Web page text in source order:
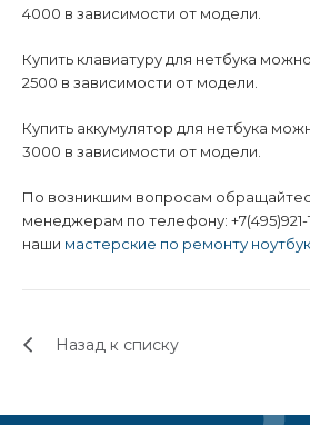
4000 в зависимости от модели.
Купить клавиатуру для нетбука
2500 в зависимости от модели.
Купить аккумулятор для нетбука
3000 в зависимости от модели.
По возникшим вопросам
менеджерам по телефону: +7(495)921-
наши мастерские по ремонту
Назад к списку